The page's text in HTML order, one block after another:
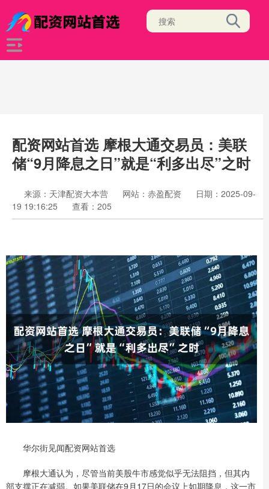
配资网站首选 摩根大通交易员：美联
储“9月降息之日”就是“利多出尽”之时
来源：天津配资大本营 网站：赤盈配资
日期：2025-09-
19 19:16:25
查看：205
华尔街见闻配资网站首选
摩根大通认为，尽管当前美股牛市感觉似乎无法阻挡，但其内
部支撑正在减弱。如果美联储在9月17日的会议上如期降息，这一市